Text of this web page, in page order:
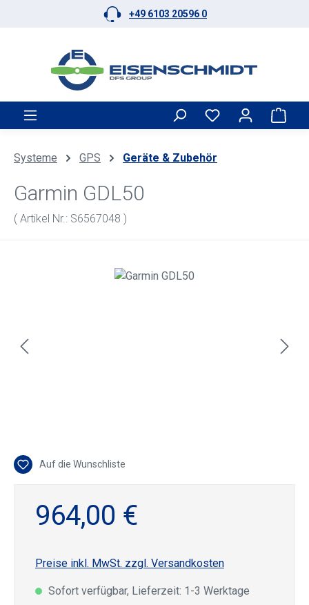
Zum Hauptinhalt springen+49 6103 20596 0
Systeme GPS Geräte & Zubehör
Garmin GDL50
( Artikel Nr.: S6567048 )
Bildergalerie überspringen
Auf die Wunschliste
964,00 €
Preise inkl. MwSt. zzgl. Versandkosten
Sofort verfügbar, Lieferzeit: 1-3 Werktage